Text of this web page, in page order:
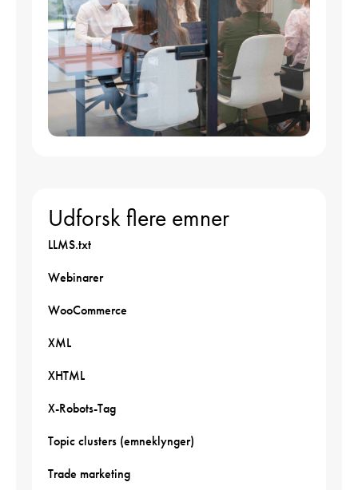
Udforsk flere emner
LLMS.txt
Webinarer
WooCommerce
XML
XHTML
X-Robots-Tag
Topic clusters (emneklynger)
Trade marketing